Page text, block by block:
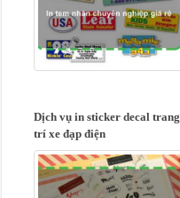
Dịch vụ in sticker decal trang
trí xe đạp điện